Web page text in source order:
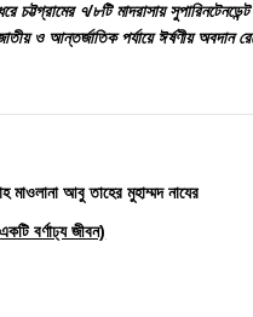
৭/৮টি মাদরাসায়
ও আন্তর্জাতিক পর্যায়ে ঈর্ষণীয় অবদান
মাওলানা আবু তাহের মুহাম্মদ নাযের
বর্ণাঢ্য জীবন)